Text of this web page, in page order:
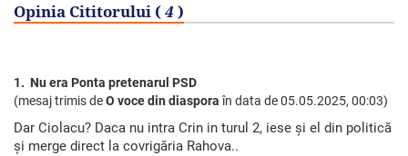
Opinia Cititorului (4)
1. Nu era Ponta pretenarul PSD
(mesaj trimis deO voce din diaspora în data de05.05.2025, 00:03)
Dar Ciolacu? Daca nu intra Crin in turul 2, iese și el din politică
și merge direct la covrigăria Rahova..